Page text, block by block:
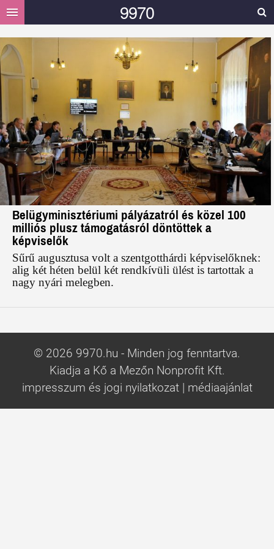
9970
HELYI
HÍREK
MÁSOK MONDTÁK
GALÉRIA
VIDEÓ
TÁMOGATÁS
Belügyminisztériumi pályázatról és közel 100
milliós plusz támogatásról döntöttek a
képviselők
Sűrű augusztusa volt a szentgotthárdi képviselőknek:
alig két héten belül két rendkívüli ülést is tartottak a
nagy nyári melegben.
© 2026 9970.hu - Minden jog fenntartva.
Kiadja a Kő a Mezőn Nonprofit Kft.
impresszum és jogi nyilatkozat| médiaajánlat